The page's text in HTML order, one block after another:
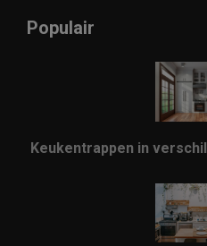
Populair
Keukentrappen in